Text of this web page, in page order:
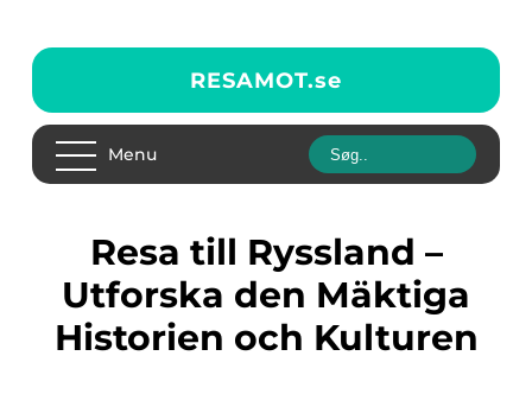
RESAMOT.se
Menu
Resa till Ryssland –
Utforska den Mäktiga
Historien och Kulturen